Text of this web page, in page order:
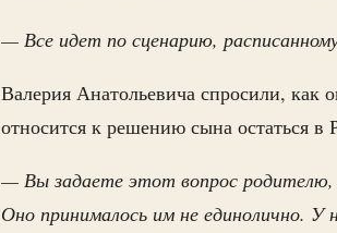
— Все идет по сценарию,
Валерия Анатольевича спросили,
относится к решению сына остаться в
— Вы задаете этот вопрос
Оно принималось им не единолично.